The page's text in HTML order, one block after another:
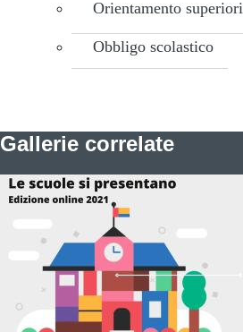
Orientamento superiori
Obbligo scolastico
Gallerie correlate